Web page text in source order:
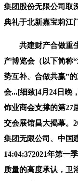
集团股份无限公司取
典礼于北新嘉宝莉江
共建财产合做重生
产博览会（以下简称
势互补、合做共赢”
会...[细致]4月24日晚
饰业商会支撑的第27
交会展馆昌大揭幕。
集团无限公司、中国
14:04:372021年第一
质量的高度承认，卫